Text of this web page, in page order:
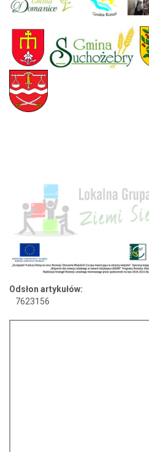
Odsłon artykułów:
7623156